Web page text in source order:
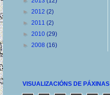
► 2012 (2)
► 2011 (2)
► 2010 (29)
► 2008 (16)
VISUALIZACIÓNS DE PÁXINAS